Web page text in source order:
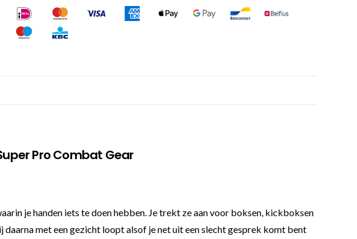
Pro Combat Gear
je handen iets te doen hebben. Je trekt ze aan voor boksen, kickboksen
met een gezicht loopt alsof je net uit een slecht gesprek komt bent